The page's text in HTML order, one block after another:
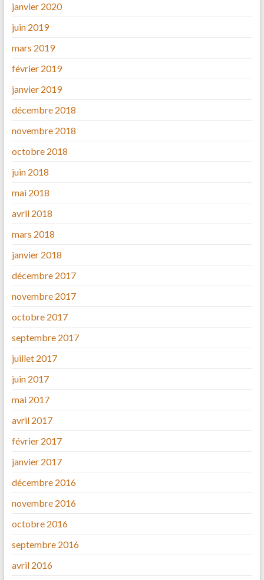
janvier 2020
juin 2019
mars 2019
février 2019
janvier 2019
décembre 2018
novembre 2018
octobre 2018
juin 2018
mai 2018
avril 2018
mars 2018
janvier 2018
décembre 2017
novembre 2017
octobre 2017
septembre 2017
juillet 2017
juin 2017
mai 2017
avril 2017
février 2017
janvier 2017
décembre 2016
novembre 2016
octobre 2016
septembre 2016
avril 2016